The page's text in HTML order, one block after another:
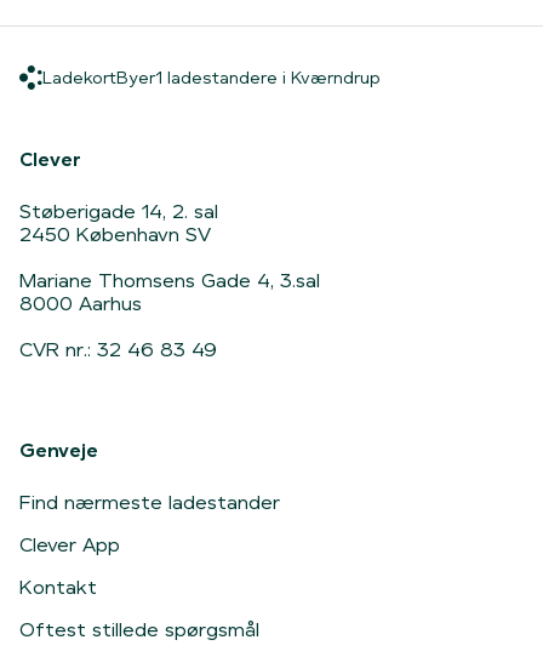
LadekortLadekort
ByerByer
1 ladestandere i Kværndrup
Clever
Støberigade 14, 2. sal
2450 København SV
Mariane Thomsens Gade 4, 3.sal
8000 Aarhus
CVR nr.: 32 46 83 49
Genveje
Find nærmeste ladestander
Clever App
Kontakt
Oftest stillede spørgsmål